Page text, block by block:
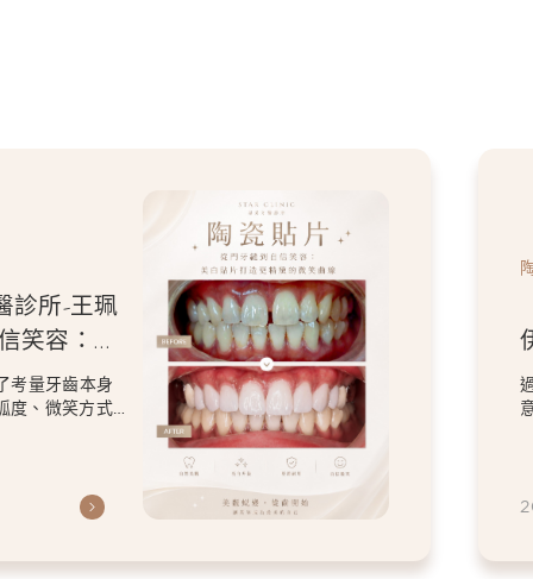
診所-王珮
磨
特色的微
改善了原本在
留患者喜歡的